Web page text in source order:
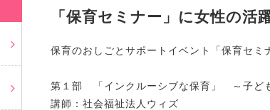
「保育セミナー」に女性の活
保育のおしごとサポートイベント「保育セミ
第１部 「インクルーシブな保育」 ～子ど
講師：社会福祉法人ウィズ